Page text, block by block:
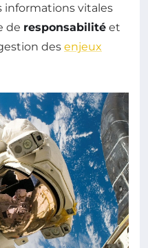
informations vitales
de responsabilité et
des enjeux